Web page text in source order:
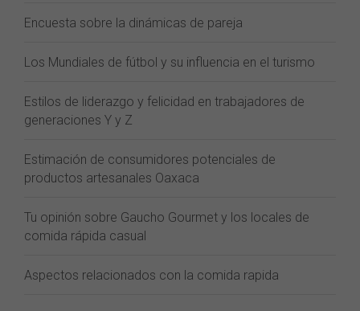
Encuesta sobre la dinámicas de pareja
Los Mundiales de fútbol y su influencia en el turismo
Estilos de liderazgo y felicidad en trabajadores de
generaciones Y y Z
Estimación de consumidores potenciales de
productos artesanales Oaxaca
Tu opinión sobre Gaucho Gourmet y los locales de
comida rápida casual
Aspectos relacionados con la comida rapida